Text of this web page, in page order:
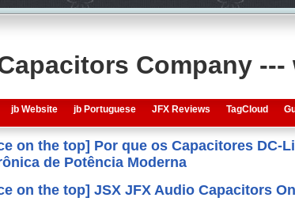
Company
jb Website jb Portuguese JFX Reviews TagCloud
on the top] Por que os Capacitores DC-
de Potência Moderna
on the top] JSX JFX Audio Capacitors